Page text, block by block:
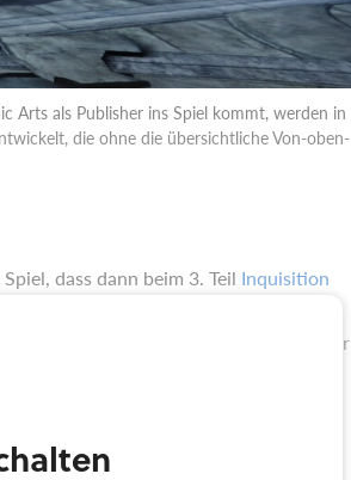
Arts als Publisher ins Spiel kommt, werden in
die ohne die übersichtliche Von-oben-
dass dann beim 3. Teil Inquisition
einem »Erzdämonenkiller-Simulator«
Von politischen Machtstrukturen bis zur